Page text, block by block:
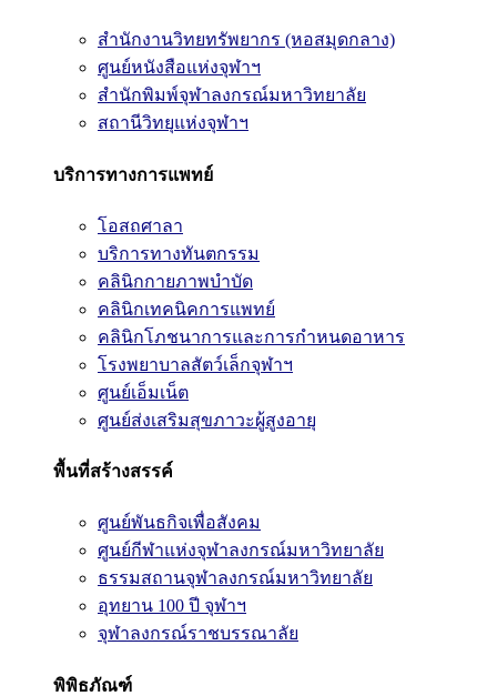
สำนักงานวิทยทรัพยากร (หอสมุดกลาง)
ศูนย์หนังสือแห่งจุฬาฯ
สำนักพิมพ์จุฬาลงกรณ์มหาวิทยาลัย
สถานีวิทยุแห่งจุฬาฯ
บริการทางการแพทย์
โอสถศาลา
บริการทางทันตกรรม
คลินิกกายภาพบำบัด
คลินิกเทคนิคการแพทย์
คลินิกโภชนาการและการกำหนดอาหาร
โรงพยาบาลสัตว์เล็กจุฬาฯ
ศูนย์เอ็มเน็ต
ศูนย์ส่งเสริมสุขภาวะผู้สูงอายุ
พื้นที่สร้างสรรค์
ศูนย์พันธกิจเพื่อสังคม
ศูนย์กีฬาแห่งจุฬาลงกรณ์มหาวิทยาลัย
ธรรมสถานจุฬาลงกรณ์มหาวิทยาลัย
อุทยาน 100 ปี จุฬาฯ
จุฬาลงกรณ์ราชบรรณาลัย
พิพิธภัณฑ์